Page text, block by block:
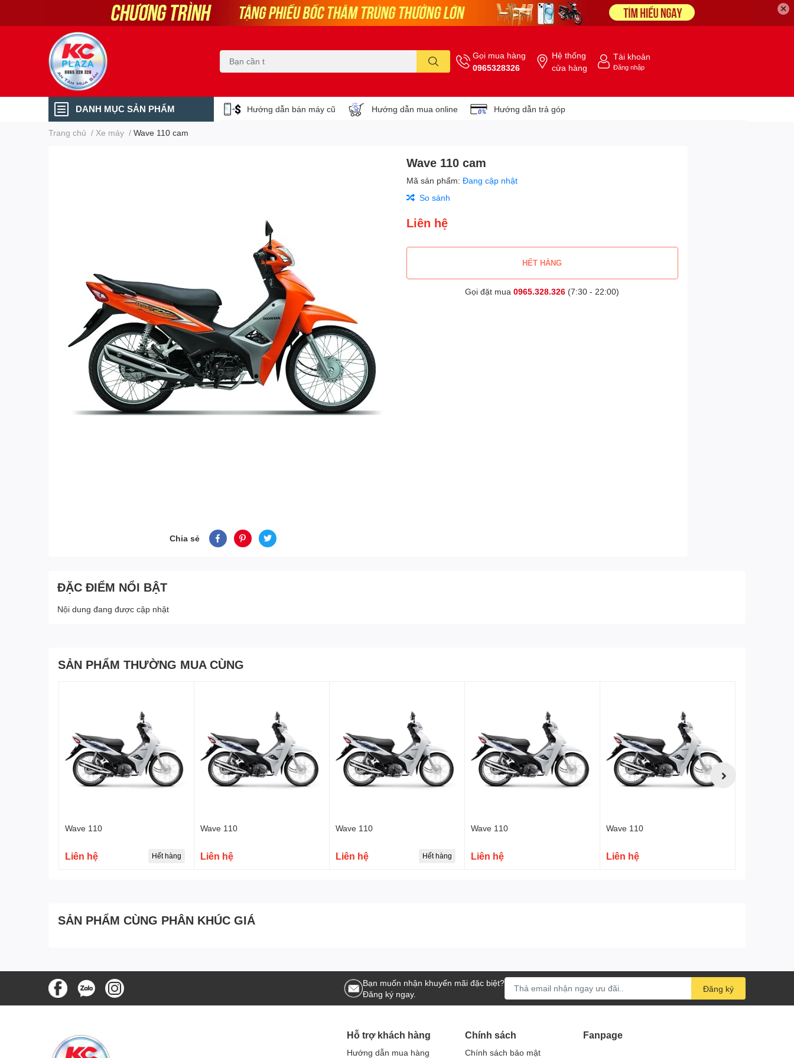
✕
Gọi mua hàng
0965328326
Hệ thống
cửa hàng
Tài khoản
Đăng nhập
DANH MỤC SẢN PHẨM Hướng dẫn bán máy cũ Hướng dẫn mua online Hướng dẫn trả góp
Trang chủ / Xe máy / Wave 110 cam
Chia sẻ
Wave 110 cam
Mã sản phẩm: Đang cập nhật
So sánh
Liên hệ
HẾT HÀNG
Gọi đặt mua0965.328.326 (7:30 - 22:00)
ĐẶC ĐIỂM NỔI BẬT
Nội dung đang được cập nhật
SẢN PHẨM THƯỜNG MUA CÙNG
Wave 110
Liên hệ Hết hàng
Wave 110
Liên hệ
Wave 110
Liên hệ Hết hàng
Wave 110
Liên hệ
Wave 110
Liên hệ
SẢN PHẨM CÙNG PHÂN KHÚC GIÁ
Bạn muốn nhận khuyến mãi đặc biệt?
Đăng ký ngay.
Đăng ký
Hỗ trợ khách hàng
Hướng dẫn mua hàng
Chính sách
Chính sách bảo mật
Fanpage